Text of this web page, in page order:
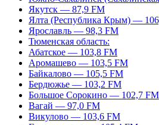
Якутск — 87,9 FM
Ялта (Республика Крым) —
Ярославль — 98,3 FM
Тюменская область:
Абатское — 103,8 FM
Аромашево — 103,5 FM
Байкалово — 105,5 FM
Бердюжье — 103,2 FM
Большое Сорокино — 102,7 FM
Вагай — 97,0 FM
Викулово — 103,6 FM